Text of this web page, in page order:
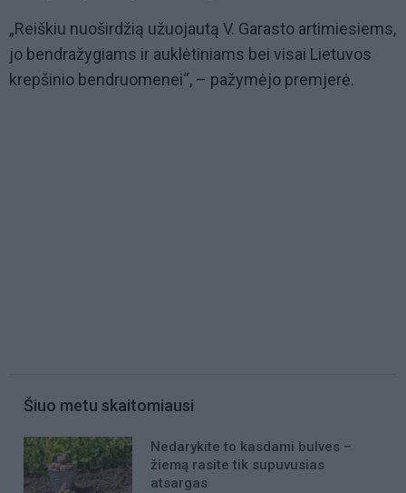
„Reiškiu nuoširdžią užuojautą V. Garasto artimiesiems,
jo bendražygiams ir auklėtiniams bei visai Lietuvos
krepšinio bendruomenei“, – pažymėjo premjerė.
Šiuo metu skaitomiausi
Nedarykite to kasdami bulves –
žiemą rasite tik supuvusias
atsargas